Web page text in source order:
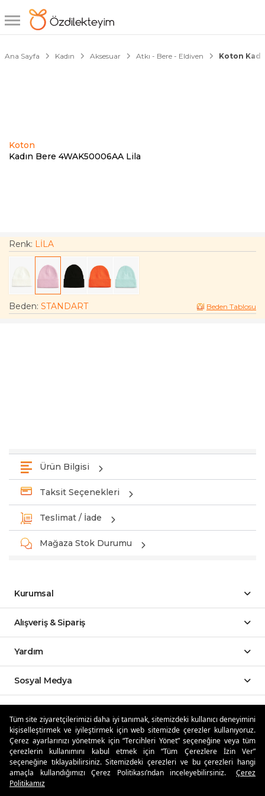
Tüm site ziyaretçilerimizi daha iyi tanımak, sitemizdeki kullanıcı deneyimini
kişiselleştirmek ve iyileştirmek için web sitemizde çerezler kullanıyoruz.
Çerez ayarlarınızı yönetmek için “Tercihleri Yönet” seçeneğine veya tüm
çerezlerin kullanımını kabul etmek için “Tüm Çerezlere İzin Ver”
seçeneğine tıklayabilirsiniz. Sitemizdeki çerezleri ve bu çerezleri hangi
amaçla kullandığımızı Çerez Politikası’ndan inceleyebilirsiniz.
Çerez
Politikamız
Ana Sayfa Kadın Aksesuar Atkı - Bere - Eldiven Koton
Koton
Kadın Bere 4WAK50006AA Lila
1/3
Renk: LİLA
Beden: STANDART Beden Tablosu
Ürün Bilgisi
Taksit Seçenekleri
Teslimat / İade
Mağaza Stok Durumu
Kurumsal
Alışveriş & Sipariş
Yardım
Sosyal Medya
Özdilekteyim'de Taksit Avantajları
Güvenli Alışveriş